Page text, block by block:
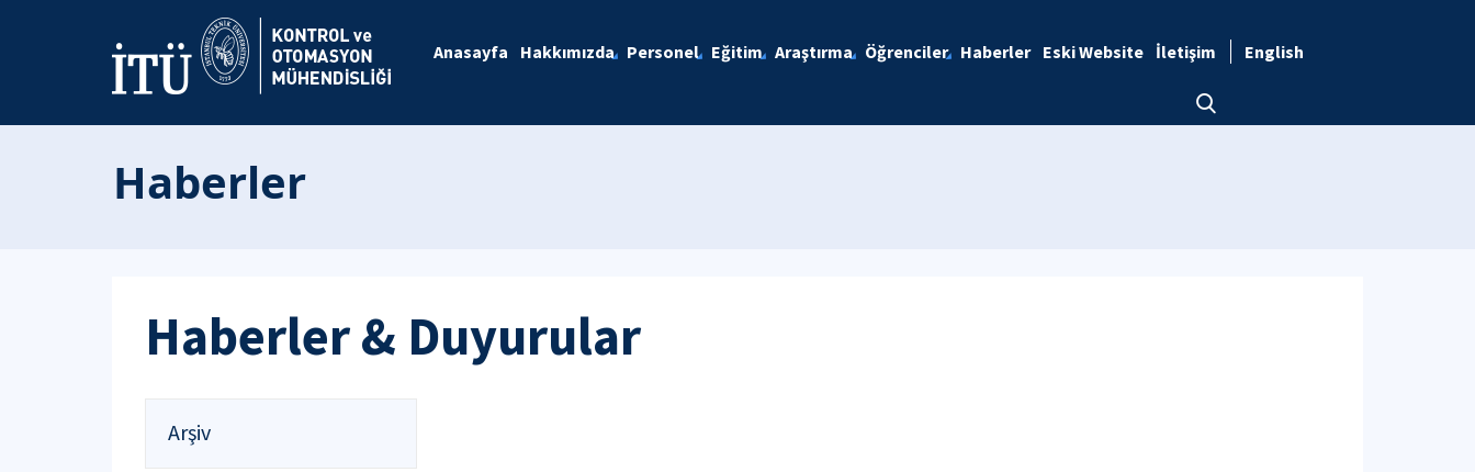
Anasayfa Hakkımızda Personel Eğitim Araştırma Öğrenciler Haberler Eski Website İletişim English
Haberler
Haberler & Duyurular
Arşiv